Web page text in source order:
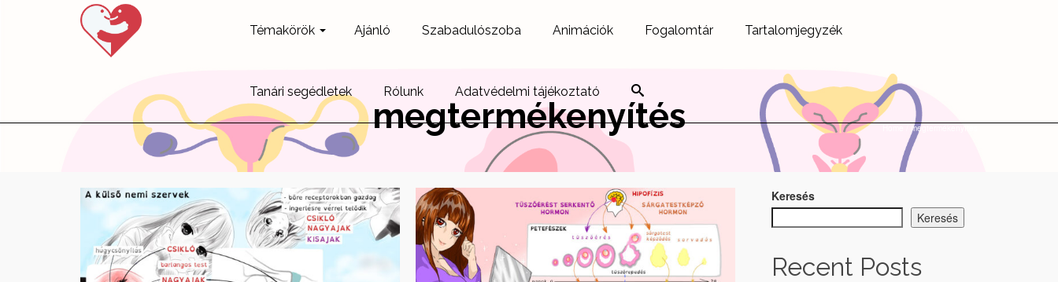
Témakörök Ajánló Szabadulószoba Animációk Fogalomtár Tartalomjegyzék
Tanári segédletek Rólunk Adatvédelmi tájékoztató
megtermékenyítés megtermékenyítés
Keresés
Keresés
Recent Posts